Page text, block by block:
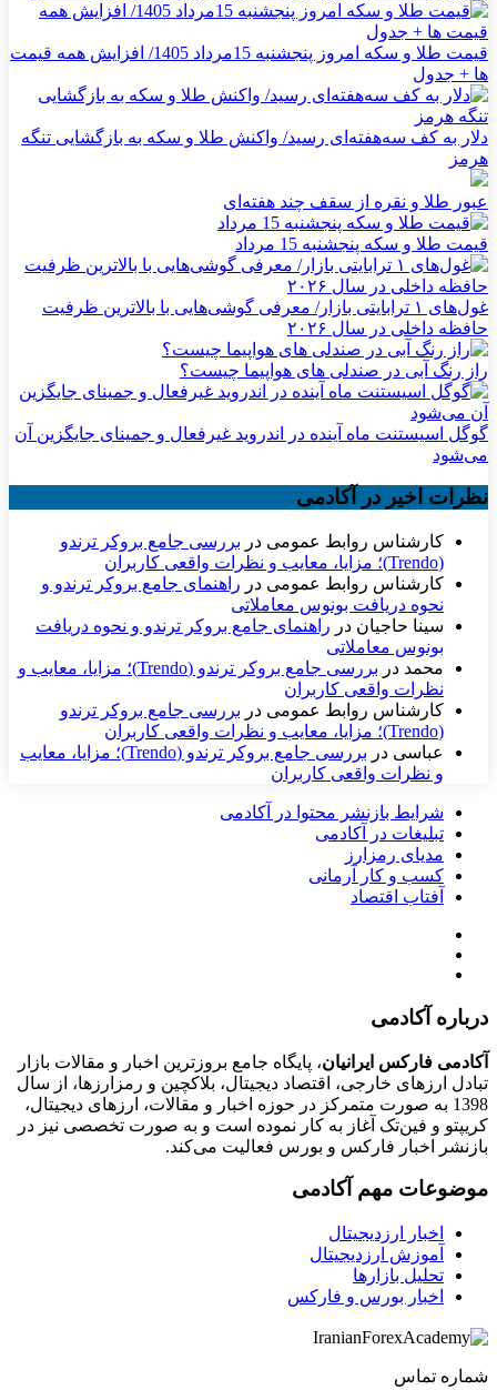
قیمت طلا و سکه امروز پنجشنبه 15مرداد 1405/ افزایش همه قیمت
ها + جدول
دلار به کف سه‌هفته‌ای رسید/ واکنش طلا و سکه به بازگشایی تنگه
هرمز
عبور طلا و نقره از سقف چند هفته‌ای
قیمت طلا و سکه پنجشنبه 15 مرداد
غول‌های ۱ ترابایتی بازار/ معرفی گوشی‌هایی با بالاترین ظرفیت
حافظه داخلی در سال ۲۰۲۶
راز رنگ آبی در صندلی های هواپیما چیست؟
گوگل اسیستنت ماه آینده در اندروید غیرفعال و جمینای جایگزین آن
می‌شود
نظرات اخیر در آکادمی
کارشناس روابط عمومی در بررسی جامع بروکر ترندو
(Trendo)؛ مزایا، معایب و نظرات واقعی کاربران
کارشناس روابط عمومی در راهنمای جامع بروکر ترندو و
نحوه دریافت بونوس معاملاتی
سینا حاجیان در راهنمای جامع بروکر ترندو و نحوه دریافت
بونوس معاملاتی
محمد در
بررسی جامع بروکر ترندو (Trendo)؛ مزایا، معایب و
نظرات واقعی کاربران
کارشناس روابط عمومی در بررسی جامع بروکر ترندو
(Trendo)؛ مزایا، معایب و نظرات واقعی کاربران
عباسی در
بررسی جامع بروکر ترندو (Trendo)؛ مزایا، معایب
و نظرات واقعی کاربران
شرایط بازنشر محتوا در آکادمی
تبلیغات در آکادمی
مدیای رمزارز
کسب و کار آرمانی
آفتاب اقتصاد
درباره آکادمی
آکادمی فارکس ایرانیان، پایگاه جامع بروزترین اخبار و مقالات بازار
تبادل ارزهای خارجی، اقتصاد دیجیتال، بلاکچین و رمزارزها، از سال
1398 به صورت متمرکز در حوزه اخبار و مقالات، ارزهای‌ دیجیتال،
کریپتو و فین‌تک آغاز به کار نموده است و به صورت تخصصی نیز در
بازنشر اخبار فارکس و بورس فعالیت می‌کند.
موضوعات مهم آکادمی
اخبار ارزدیجیتال
آموزش ارزدیجیتال
تحلیل بازارها
اخبار بورس و فارکس
شماره تماس